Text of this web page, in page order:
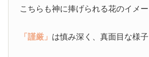
こちらも神に捧げられる花のイメー
「謹厳」 は慎み深く、真面目な様子